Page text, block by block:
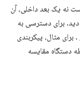
نه یک بعد داخلی، آن
دید. برای دسترسی به
. برای مثال، پیکربندی
دستگاه مقایسه